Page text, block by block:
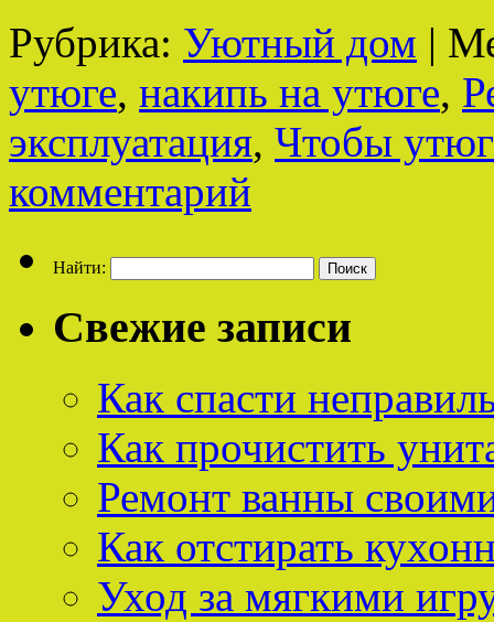
Рубрика: Уютный дом |
утюге, накипь на утюге,
эксплуатация, Чтобы
комментарий
Найти:
Свежие записи
Как спасти
Как прочистить
Ремонт ванны
Как отстирать
Уход за мягкими